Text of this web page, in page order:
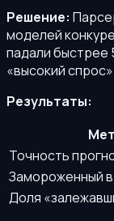
Решение:
моделей
падали быстрее
«высокий
Результаты:
Точность
Замороженный в
Доля